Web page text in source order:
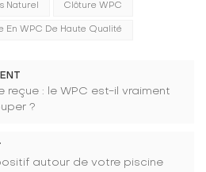
Naturel Clôture WPC
En WPC De Haute Qualité
reçue : le WPC est-il vraiment
?
autour de votre piscine